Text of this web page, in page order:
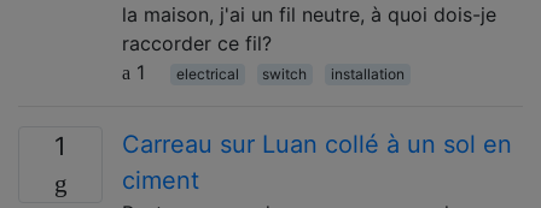
la maison, j'ai un fil neutre, à quoi dois-je
raccorder ce fil?
1
electrical switch installation
1
Carreau sur Luan collé à un sol en
ciment